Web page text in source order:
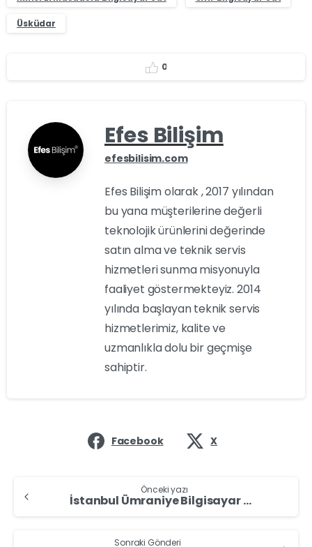
Üsküdar
0
Efes Bilişim
efesbilisim.com
Efes Bilişim olarak , 2017 yılından
bu yana müşterilerine değerli
teknolojik ürünlerini değerinde
satın alma ve teknik servis
hizmetleri sunma misyonuyla
faaliyet göstermekteyiz. 2014
yılında başlayan teknik servis
hizmetlerimiz, kalite ve
uzmanlıkla dolu bir geçmişe
sahiptir.
Facebook X
Önceki yazı
İstanbul Ümraniye Bilgisayar Alan Yerler – Bilgisayar Sat
Sonraki Gönderi